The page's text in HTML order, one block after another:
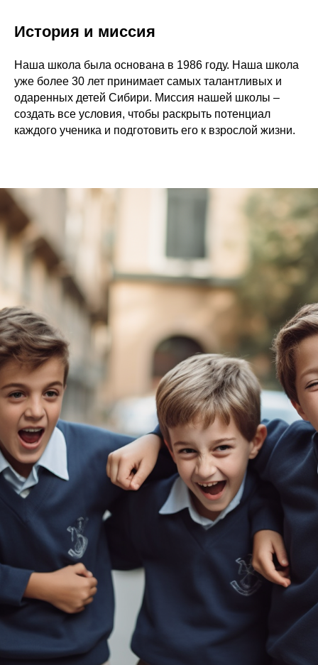
История и миссия
Наша школа была основана в 1986 году. Наша школа
уже более 30 лет принимает самых талантливых и
одаренных детей Сибири. Миссия нашей школы –
создать все условия, чтобы раскрыть потенциал
каждого ученика и подготовить его к взрослой жизни.